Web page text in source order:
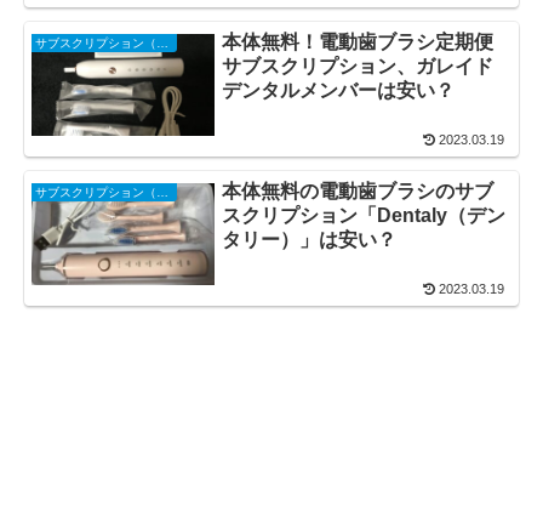
本体無料！電動歯ブラシ定期便
サブスクリプション、ガレイド
デンタルメンバーは安い？
2023.03.19
本体無料の電動歯ブラシのサブ
スクリプション「Dentaly（デン
タリー）」は安い？
2023.03.19